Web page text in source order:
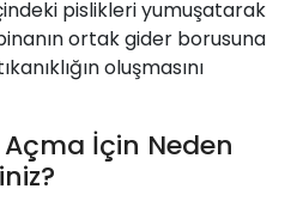
pislikleri yumuşatarak
ortak gider borusuna
oluşmasını
Açma İçin Neden